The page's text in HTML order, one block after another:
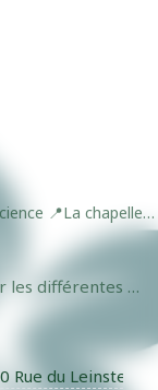
📍La chapelle
les différentes
bienfaits
et voir
votre meilleure
Rue du Leinster